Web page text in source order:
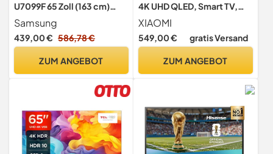
U7099F 65 Zoll (163 cm)
LED, Optimiert für Fussball
und Gaming, Prozessor, AI
Upscaling, SmartThings,
2025
Samsung
439,00 € 586,78 €
ZUM ANGEBOT
4K UHD QLED, Smart TV,
Fire OS8, HDR10+, MEMC
XIAOMI
549,00 € gratis Versand
ZUM ANGEBOT